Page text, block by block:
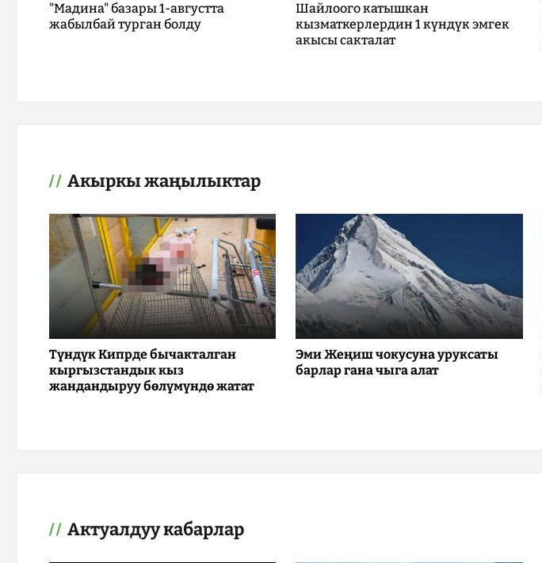
"Мадина" базары 1-августта
жабылбай турган болду
Шайлоого катышкан
кызматкерлердин 1 күндүк эмгек
акысы сакталат
Акыркы жаңылыктар
Түндүк Кипрде бычакталган
кыргызстандык кыз
жандандыруу бөлүмүндө жатат
Эми Жеңиш чокусуна уруксаты
барлар гана чыга алат
Актуалдуу кабарлар